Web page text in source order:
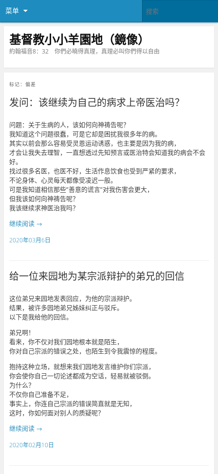
菜单
基督教小小羊園地（鏡像）
約翰福音8：32 你們必曉得真理，真理必叫你們得以自由
标记： 偏差
发问：该继续为自己的病求上帝医治吗？
问题：关于生病的人，该如何向神祷告呢？
我知道这个问题很蠢，可是它却是困扰我很多年的病。
其实以前会那么容易受灵恩运动诱惑，也主要是因为我的病，
才会让我失去理智，一直想透过先知预言或医治特会知道我的病会不会
好。
找过很多名医，也医不好，生活作息饮食也受到严紧的要求，
不论身体、心灵每天都像受凌迟一般。
可是我知道相信那些”善意的谎言”对我伤害会更大，
但我该如何向神祷告呢？
我该继续求神医治我吗？
继续阅读 →
2020年03月6日
给一位来园地为某宗派辩护的弟兄的回信
这位弟兄来园地发表回应，为他的宗派辩护。
结果，被许多园地弟兄姊妹纠正与驳斥。
以下是我给他的回信。
弟兄啊！
看来，你不仅对我们园地根本就是陌生，
你对自己宗派的错误之处，也陌生到令我震惊的程度。
抱持这种立场，就想来我们园地发言维护你们宗派，
你会使你自己一切论述都成为空话，轻易就被驳倒。
为什么？
不仅你自己准备不足，
事实上，你连自己宗派的错误简直就是无知，
这时，你如何面对别人的质疑呢？
继续阅读 →
2020年02月10日